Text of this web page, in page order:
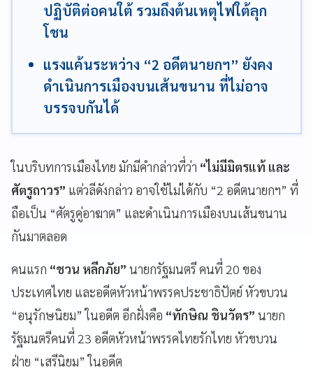
ปฏิบัติต่อคนใต้ รวมถึงต้นเหตุไฟใต้ลุก
โชน
แรงแค้นระหว่าง “2 อดีตนายกฯ” ยังคง
ดำเนินการเมืองบนเส้นขนาน ที่ไม่อาจ
บรรจบกันได้
ในบริบทการเมืองไทย มักมีคำกล่าวที่ว่า “ไม่มีมิตรแท้ และ
ศัตรูถาวร” แต่วลีดังกล่าว อาจใช้ไม่ได้กับ “2 อดีตนายกฯ” ที่
ถือเป็น “ศัตรูคู่อาฆาต” และดำเนินการเมืองบนเส้นขนาน
กันมาตลอด
คนแรก “ชวน หลีกภัย” นายกรัฐมนตรี คนที่ 20 ของ
ประเทศไทย และอดีตหัวหน้าพรรคประชาธิปัตย์ หัวขบวน
“อนุรักษนิยม” ในอดีต อีกฝั่งคือ “ทักษิณ ชินวัตร” นายก
รัฐมนตรีคนที่ 23 อดีตหัวหน้าพรรคไทยรักไทย หัวขบวน
ฝ่าย “เสรีนิยม” ในอดีต